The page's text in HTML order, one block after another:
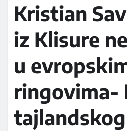
Kristian
iz Klisure
u
ringovima-